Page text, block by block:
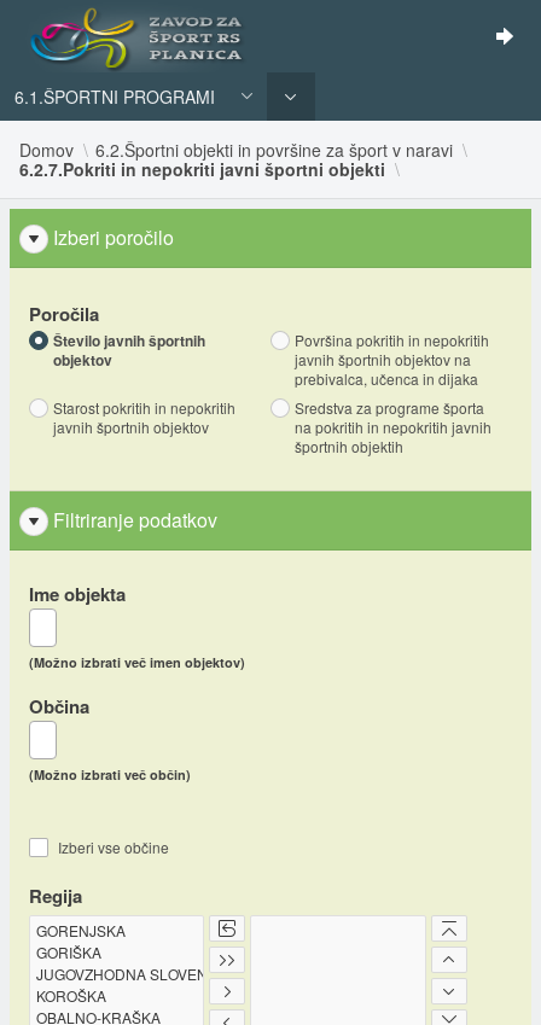
6.1.ŠPORTNI PROGRAMI
Domov
6.2.Športni objekti in površine za šport v naravi
6.2.7.Pokriti in nepokriti javni športni objekti
Izberi poročilo
Poročila
Število javnih športnih
objektov
Površina pokritih in nepokritih
javnih športnih objektov na
prebivalca, učenca in dijaka
Starost pokritih in nepokritih
javnih športnih objektov
Sredstva za programe športa
na pokritih in nepokritih javnih
športnih objektih
Filtriranje podatkov
Ime objekta
(Možno izbrati več imen objektov)
Občina
(Možno izbrati več občin)
Izberi vse občine
Regija